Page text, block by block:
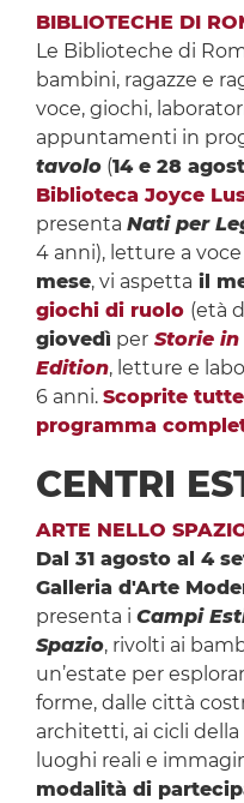
BIBLIOTECHE DI
Le Biblioteche di
bambini, ragazze e
voce, giochi,
appuntamenti in
tavolo(14 e 28
Biblioteca Joyce
presenta Nati per
4 anni), letture a
mese, vi aspetta il
giochi di ruolo (età
giovedì per Storie
Edition, letture e
6 anni. Scoprite
programma
CENTRI
ARTE NELLO
Dal 31 agosto al 4
Galleria d'Arte
presenta i Campi
Spazio, rivolti ai
un’estate per
forme, dalle città
architetti, ai cicli
luoghi reali e
modalità di